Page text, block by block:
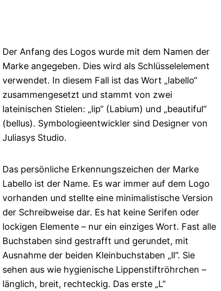
Der Anfang des Logos wurde mit dem Namen der
Marke angegeben. Dies wird als Schlüsselelement
verwendet. In diesem Fall ist das Wort „labello“
zusammengesetzt und stammt von zwei
lateinischen Stielen: „lip“ (Labium) und „beautiful“
(bellus). Symbologieentwickler sind Designer von
Juliasys Studio.
Das persönliche Erkennungszeichen der Marke
Labello ist der Name. Es war immer auf dem Logo
vorhanden und stellte eine minimalistische Version
der Schreibweise dar. Es hat keine Serifen oder
lockigen Elemente – nur ein einziges Wort. Fast alle
Buchstaben sind gestrafft und gerundet, mit
Ausnahme der beiden Kleinbuchstaben „ll“. Sie
sehen aus wie hygienische Lippenstiftröhrchen –
länglich, breit, rechteckig. Das erste „L“